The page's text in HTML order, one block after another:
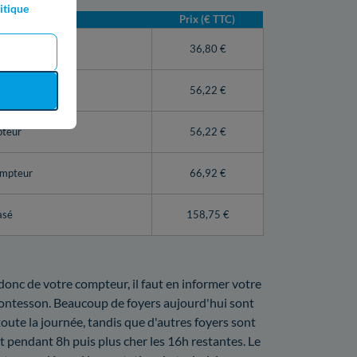
Prix (€ TTC)
Linky) 36,80 €
56,22 €
56,22 €
66,92 €
158,75 €
de votre compteur, il faut en informer votre
Beaucoup de foyers aujourd'hui sont
la journée, tandis que d'autres foyers sont
8h puis plus cher les 16h restantes. Le